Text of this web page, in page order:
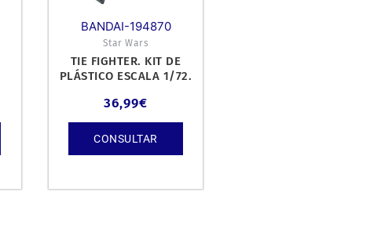
BANDAI-194870
Star Wars
TIE FIGHTER. KIT DE
PLÁSTICO ESCALA 1/72.
36,99€
CONSULTAR